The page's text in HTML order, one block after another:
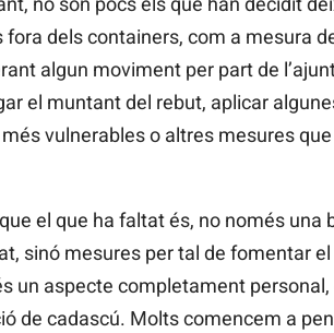
dels containers, com a mesura
algun moviment per part de
el muntant del rebut, aplicar
vulnerables o altres mesures
el que ha faltat és, no només una
sinó mesures per tal de fomentar
un aspecte completament
de cadascú. Molts comencem a